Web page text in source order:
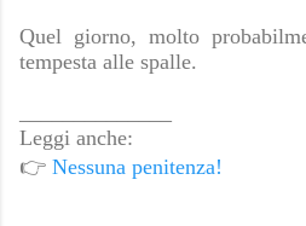
Quel giorno, molto
tempesta alle spalle.
Leggi anche:
👉 Nessuna penitenza!